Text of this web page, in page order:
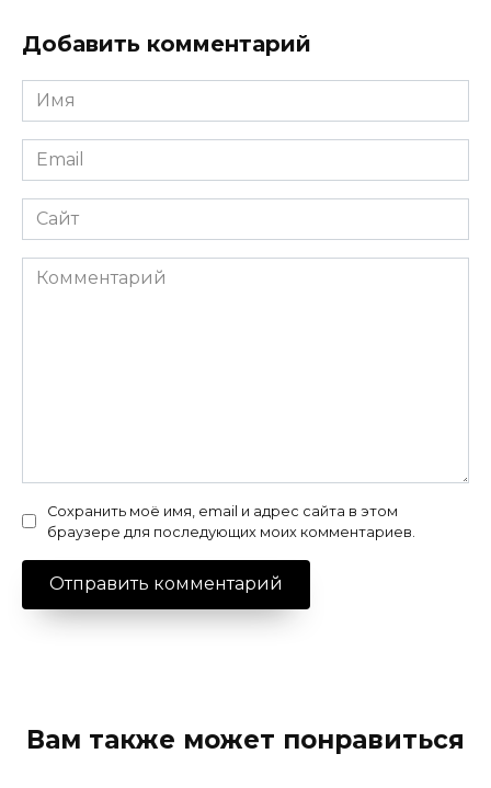
Добавить комментарий
Имя
*
Email
*
Сайт
Комментарий
Сохранить моё имя, email и адрес сайта в этом
браузере для последующих моих комментариев.
Вам также может понравиться